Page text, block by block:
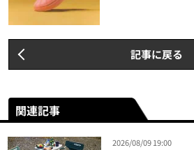
記事に戻る
関連記事
2026/08/09 19:00